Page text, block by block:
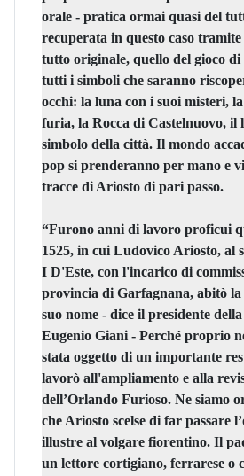
orale - pratica ormai quasi del
recuperata in questo caso
tutto originale, quello del gioco
tutti i simboli che saranno
occhi: la luna con i suoi misteri,
furia, la Rocca di Castelnuovo, il
simbolo della città. Il mondo
pop si prenderanno per mano e
tracce di Ariosto di pari passo.
“Furono anni di lavoro proficui
1525, in cui Ludovico Ariosto, al
I D'Este, con l'incarico di
provincia di Garfagnana, abitò
suo nome - dice il presidente
Eugenio Giani - Perché proprio
stata oggetto di un importante
lavorò all'ampliamento e alla
dell’Orlando Furioso. Ne siamo
che Ariosto scelse di far passare
illustre al volgare fiorentino. Il
un lettore cortigiano, ferrarese o